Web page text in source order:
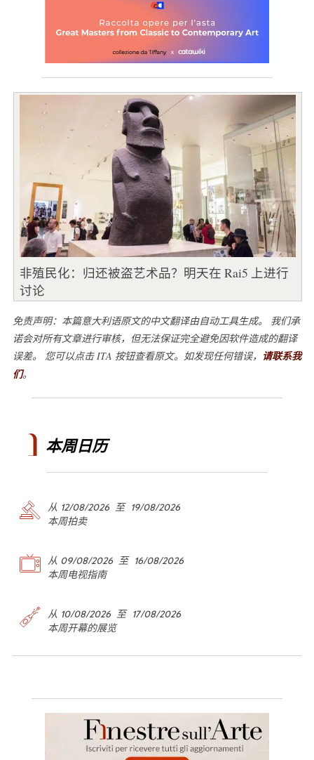
非殖民化：归还被盗艺术品？明天在 Rai5 上进行
讨论
免责声明：本篇意大利语原文的中文翻译由自动工具生成。 我们承
诺会对所有文章进行审核，但无法保证完全避免因软件造成的翻译
误差。 您可以点击 ITA 按钮查看原文。如发现任何错误， 请联系我
们。
本周日历
从 12/08/2026 至 19/08/2026
本周拍卖
从 09/08/2026 至 16/08/2026
本周电视指南
从 10/08/2026 至 17/08/2026
本周开幕的展览